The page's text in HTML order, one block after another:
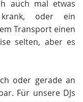
auch mal etwas
krank, oder ein
Transport einen
selten, aber es
oder gerade an
Für unsere DJs